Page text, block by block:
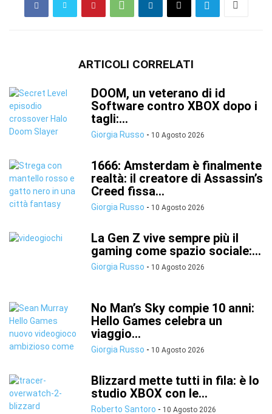
ARTICOLI CORRELATI
DOOM, un veterano di id
Software contro XBOX dopo i
tagli:...
Giorgia Russo - 10 Agosto 2026
1666: Amsterdam è finalmente
realtà: il creatore di Assassin’s
Creed fissa...
Giorgia Russo - 10 Agosto 2026
La Gen Z vive sempre più il
gaming come spazio sociale:...
Giorgia Russo - 10 Agosto 2026
No Man’s Sky compie 10 anni:
Hello Games celebra un
viaggio...
Giorgia Russo - 10 Agosto 2026
Blizzard mette tutti in fila: è lo
studio XBOX con le...
Roberto Santoro - 10 Agosto 2026